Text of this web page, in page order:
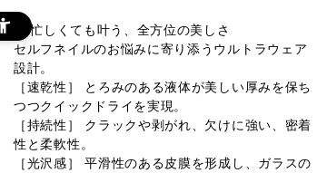
3. 忙しくても叶う、全方位の美しさ
セルフネイルのお悩みに寄り添うウルトラウェア
設計。
［速乾性］ とろみのある液体が美しい厚みを保ち
つつクイックドライを実現。
［持続性］ クラックや剥がれ、欠けに強い、密着
性と柔軟性。
［光沢感］ 平滑性のある皮膜を形成し、ガラスの